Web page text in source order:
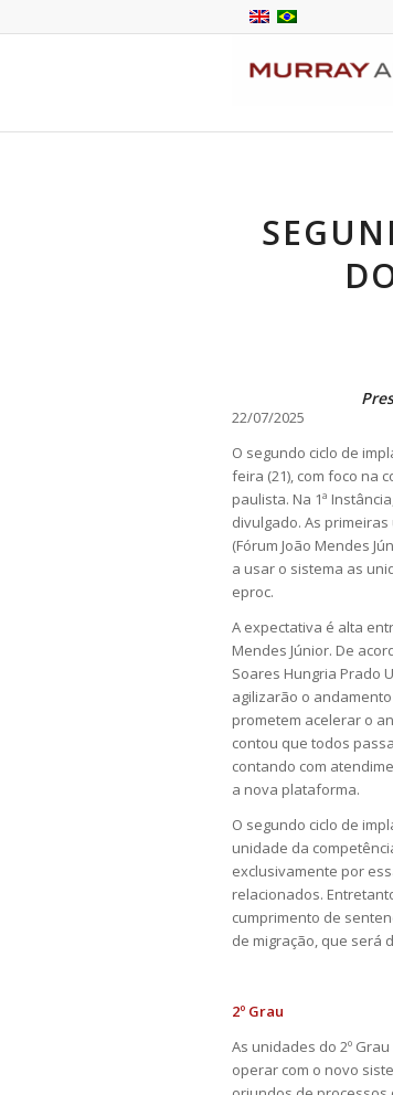
22/07/2025
O segundo ciclo de
feira (21), com foco na
paulista. Na 1ª
divulgado. As
(Fórum João Mendes
a usar o sistema as
eproc.
A expectativa é alta
Mendes Júnior. De
Soares Hungria Prado
agilizarão o
prometem acelerar o
contou que todos
contando com
a nova plataforma.
O segundo ciclo de
unidade da
exclusivamente por
relacionados.
cumprimento de
de migração, que será
2º Grau
As unidades do 2º
operar com o novo